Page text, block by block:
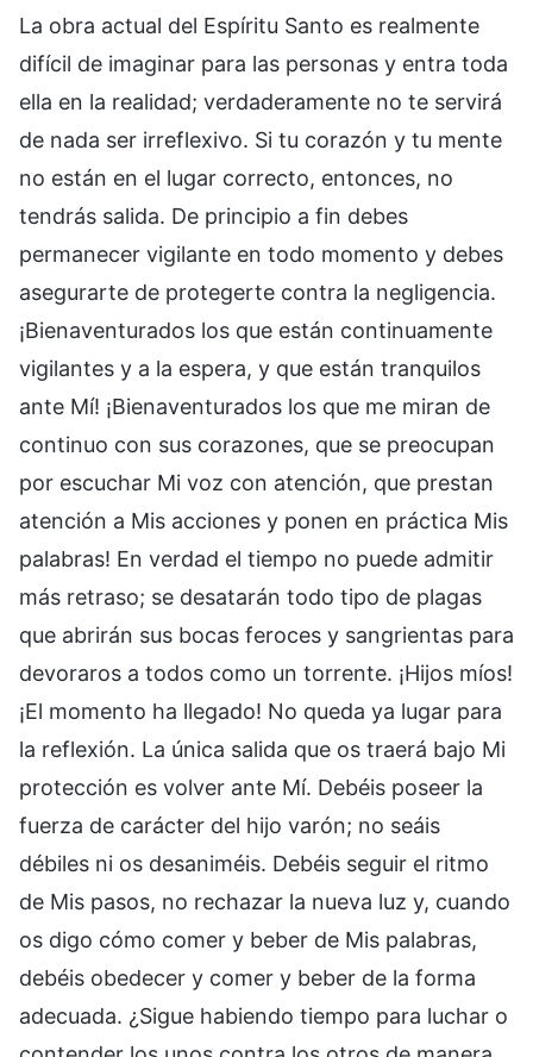
La obra actual del Espíritu Santo es realmente
difícil de imaginar para las personas y entra toda
ella en la realidad; verdaderamente no te servirá
de nada ser irreflexivo. Si tu corazón y tu mente
no están en el lugar correcto, entonces, no
tendrás salida. De principio a fin debes
permanecer vigilante en todo momento y debes
asegurarte de protegerte contra la negligencia.
¡Bienaventurados los que están continuamente
vigilantes y a la espera, y que están tranquilos
ante Mí! ¡Bienaventurados los que me miran de
continuo con sus corazones, que se preocupan
por escuchar Mi voz con atención, que prestan
atención a Mis acciones y ponen en práctica Mis
palabras! En verdad el tiempo no puede admitir
más retraso; se desatarán todo tipo de plagas
que abrirán sus bocas feroces y sangrientas para
devoraros a todos como un torrente. ¡Hijos míos!
¡El momento ha llegado! No queda ya lugar para
la reflexión. La única salida que os traerá bajo Mi
protección es volver ante Mí. Debéis poseer la
fuerza de carácter del hijo varón; no seáis
débiles ni os desaniméis. Debéis seguir el ritmo
de Mis pasos, no rechazar la nueva luz y, cuando
os digo cómo comer y beber de Mis palabras,
debéis obedecer y comer y beber de la forma
adecuada. ¿Sigue habiendo tiempo para luchar o